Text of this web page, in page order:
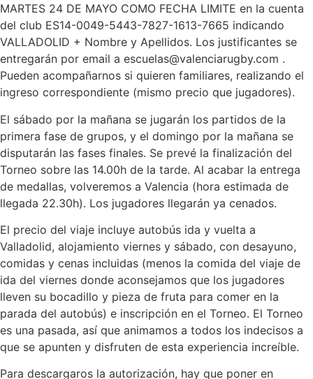
MARTES 24 DE MAYO COMO FECHA LIMITE en la cuenta
del club ES14-0049-5443-7827-1613-7665 indicando
VALLADOLID + Nombre y Apellidos. Los justificantes se
entregarán por email a escuelas@valenciarugby.com .
Pueden acompañarnos si quieren familiares, realizando el
ingreso correspondiente (mismo precio que jugadores).
El sábado por la mañana se jugarán los partidos de la
primera fase de grupos, y el domingo por la mañana se
disputarán las fases finales. Se prevé la finalización del
Torneo sobre las 14.00h de la tarde. Al acabar la entrega
de medallas, volveremos a Valencia (hora estimada de
llegada 22.30h). Los jugadores llegarán ya cenados.
El precio del viaje incluye autobús ida y vuelta a
Valladolid, alojamiento viernes y sábado, con desayuno,
comidas y cenas incluidas (menos la comida del viaje de
ida del viernes donde aconsejamos que los jugadores
lleven su bocadillo y pieza de fruta para comer en la
parada del autobús) e inscripción en el Torneo. El Torneo
es una pasada, así que animamos a todos los indecisos a
que se apunten y disfruten de esta experiencia increíble.
Para descargaros la autorización, hay que poner en